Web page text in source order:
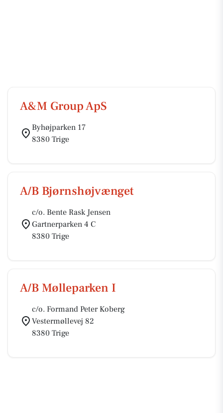
A&M Group ApS
Byhøjparken 17
8380 Trige
A/B Bjørnshøjvænget
c/o. Bente Rask Jensen
Gartnerparken 4 C
8380 Trige
A/B Mølleparken I
c/o. Formand Peter Koberg
Vestermøllevej 82
8380 Trige